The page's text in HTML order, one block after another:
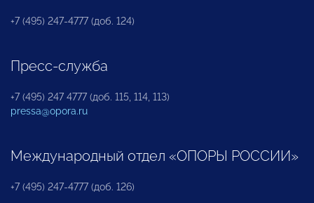
+7 (495) 247-4777 (доб. 124)
Пресс-служба
+7 (495) 247 4777 (доб. 115, 114, 113)
pressa@opora.ru
Международный отдел «ОПОРЫ РОССИИ»
+7 (495) 247-4777 (доб. 126)